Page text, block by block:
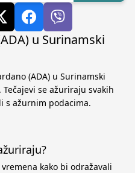
u Surinamski
(ADA) u Surinamski
se ažuriraju svakih
s ažurnim podacima.
kako bi odražavali